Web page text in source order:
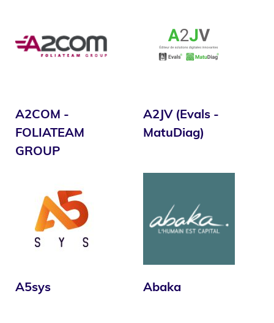
A2COM -
FOLIATEAM
GROUP
A2JV (Evals -
MatuDiag)
A5sys Abaka